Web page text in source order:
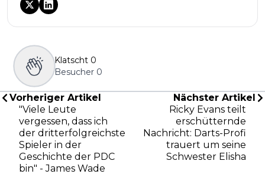
Klatscht 0
Besucher 0
Vorheriger Artikel
"Viele Leute
vergessen, dass ich
der dritterfolgreichste
Spieler in der
Geschichte der PDC
bin" - James Wade
Nächster Artikel
Ricky Evans teilt
erschütternde
Nachricht: Darts-Profi
trauert um seine
Schwester Elisha